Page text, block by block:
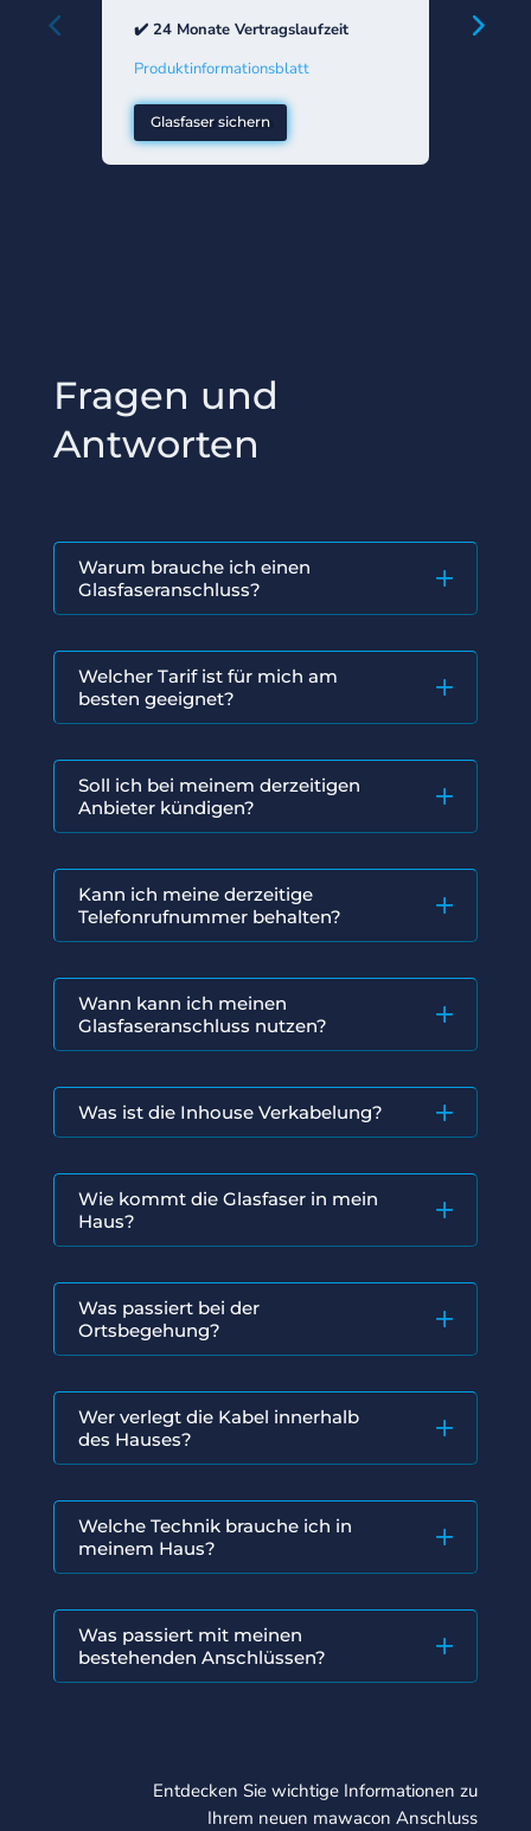
✔️ 24 Monate Vertragslaufzeit
Produktinformationsblatt
Glasfaser sichern
✔️ 24
Fragen und
Antworten
Warum brauche ich einen
Glasfaseranschluss?
Welcher Tarif ist für mich am
besten geeignet?
Soll ich bei meinem derzeitigen
Anbieter kündigen?
Kann ich meine derzeitige
Telefonrufnummer behalten?
Wann kann ich meinen
Glasfaseranschluss nutzen?
Was ist die Inhouse Verkabelung?
Wie kommt die Glasfaser in mein
Haus?
Was passiert bei der
Ortsbegehung?
Wer verlegt die Kabel innerhalb
des Hauses?
Welche Technik brauche ich in
meinem Haus?
Was passiert mit meinen
bestehenden Anschlüssen?
Entdecken Sie wichtige Informationen zu
Ihrem neuen mawacon Anschluss